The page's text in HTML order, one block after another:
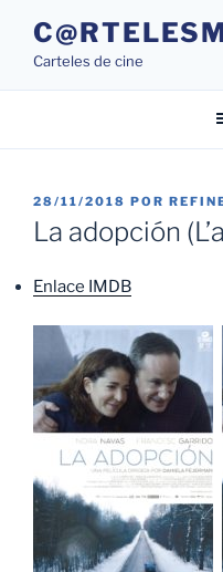
contenido
Carteles de cine
PUBLICADO
EL
28/11/2018 POR
La adopción
Enlace IMDB